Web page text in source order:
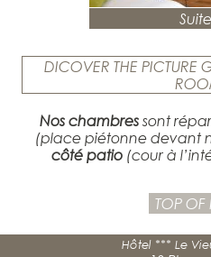
DICOVER THE PICTURE GALLERY OF THE HOTEL
Nos chambressont
(place piétonne devant
côté patio(cour à
TOP OF
Hôtel *** Le